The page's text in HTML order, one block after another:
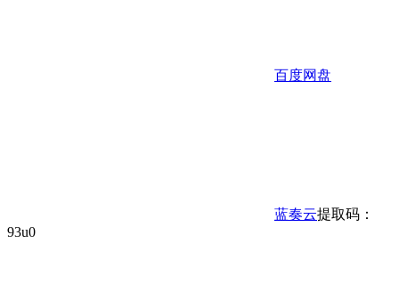
百度网盘
蓝奏云提取码：
93u0